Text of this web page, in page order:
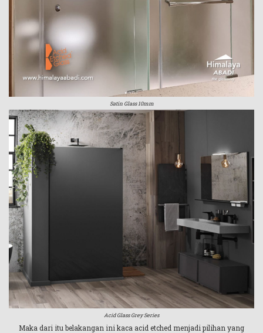
Satin Glass 10mm
Acid Glass Grey Series
Maka dari itu belakangan ini kaca acid etched menjadi pilihan yang